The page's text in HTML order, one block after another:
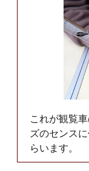
これが観覧
ズのセンス
らいます。